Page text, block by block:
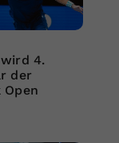
4.
der
Open